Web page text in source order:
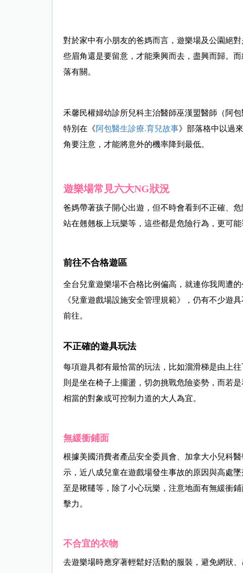
對於家中有小朋友的爸媽而言，遊樂場及公園絕
些眉角還是要留意，才能乘興而去，盡興而歸。
落有關。
禾馨民權婦幼診所兒科主治醫師巫漢盟醫師（阿
特別在《阿包醫生診療.育兒故事》部落格中以過
角要注意，才能將意外的機率降到最低。
遊樂場常見六大NG狀況
爸媽帶著孩子開心出遊，但不時會看到不正確、
站在翹翹板上玩樂等，這些都是危險行為，更可
前往不合格遊區
全台兒童遊樂場不合格比例偏高，就連你我周遭
《兒童遊戲場設施安全管理規範》，仍有不少遊
前往。
不正確的遊具玩法
每項遊具都有最恰當的玩法，比如溜滑梯是由上
則是坐在椅子上擺盪，切勿挑戰危險姿勢，而若
相當的對象或可控制力道的大人為宜。
無緩衝鋪面
根據美國消費者產品安全委員會、加拿大小兒科
示，近八成兒童在遊戲場發生事故的原因與高處墜
至是鞦韆等，除了小心玩樂，注意地面有無緩衝
擊力。
不合宜的衣物
去遊樂場時應穿著輕鬆好活動的服裝，避免網狀